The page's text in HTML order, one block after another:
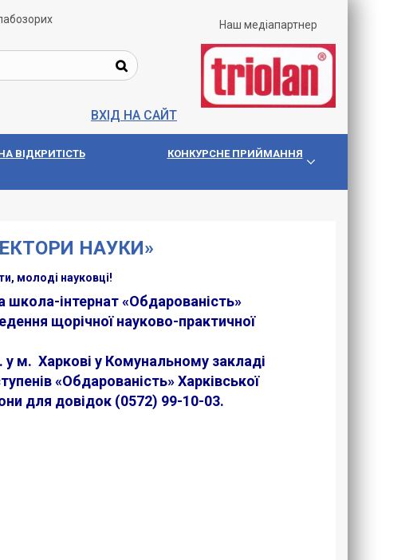
ВХІД НА САЙТ
Наш медіапартнер
ВIДКРИТIСТЬ КОНКУРСНЕ ПРИЙМАННЯ
НАУКИ»
молоді науковці!
інтернат «Обдарованість»
щорічної науково-практичної
м. Харкові у Комунальному закладі
«Обдарованість» Харківської
для довідок (0572) 99-10-03.